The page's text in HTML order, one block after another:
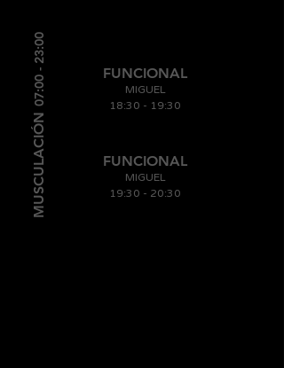
FUNCIONAL
MIGUEL
19:30 - 20:30
FUNCIONAL
MIGUEL
18:30 - 19:30
MUSCULACIÓN
07:00 - 23:00